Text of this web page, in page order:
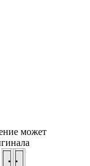
может